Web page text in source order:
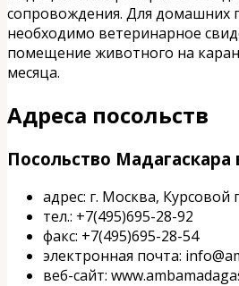
сопровождения. Для домашних
необходимо ветеринарное
помещение животного на
месяца.
Адреса посольств
Посольство Мадагаскара
адрес: г. Москва, Курсовой
тел.: +7(495)695-28-92
факс: +7(495)695-28-54
электронная почта:
веб-сайт: